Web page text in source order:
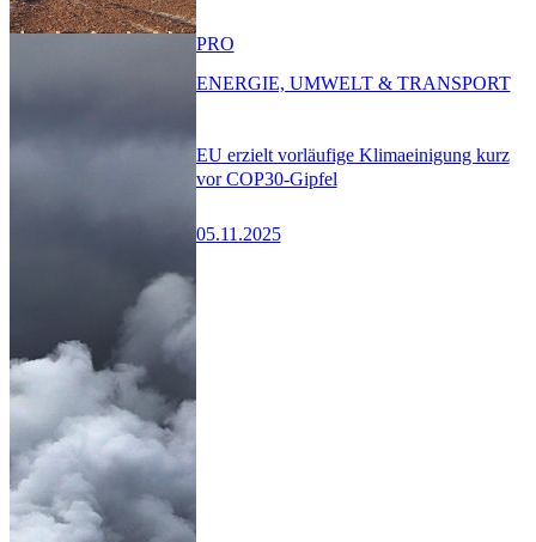
EU erzielt vorläufige Klimaeinigung kurz
vor COP30-Gipfel
05.11.2025
PRO
ENERGIE, UMWELT & TRANSPORT